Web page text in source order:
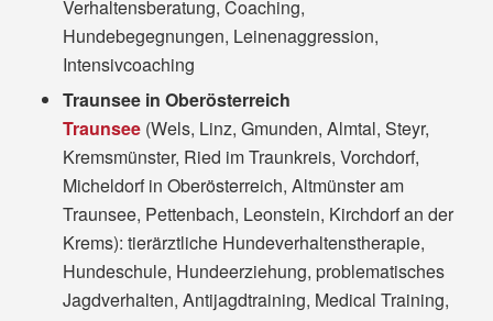
Verhaltensberatung, Coaching,
Hundebegegnungen, Leinenaggression,
Intensivcoaching
Traunsee in Oberösterreich
Traunsee(Wels, Linz, Gmunden, Almtal, Steyr,
Kremsmünster, Ried im Traunkreis, Vorchdorf,
Micheldorf in Oberösterreich, Altmünster am
Traunsee, Pettenbach, Leonstein, Kirchdorf an der
Krems): tierärztliche Hundeverhaltenstherapie,
Hundeschule, Hundeerziehung, problematisches
Jagdverhalten, Antijagdtraining, Medical Training,